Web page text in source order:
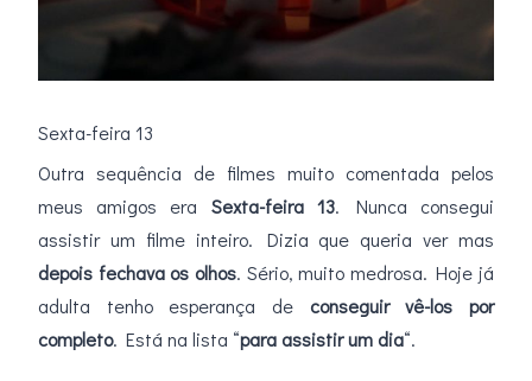
Sexta-feira 13
Outra sequência de filmes muito comentada pelos
meus amigos era Sexta-feira 13. Nunca consegui
assistir um filme inteiro. Dizia que queria ver mas
depois fechava os olhos. Sério, muito medrosa. Hoje já
adulta tenho esperança de conseguir vê-los por
completo. Está na lista “para assistir um dia“.